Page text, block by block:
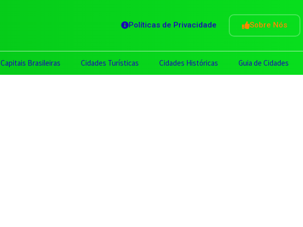
Políticas de Privacidade Sobre Nós
Capitais Brasileiras Cidades Turísticas Cidades Históricas Guia de Cidades